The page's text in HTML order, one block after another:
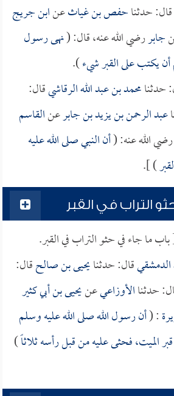
قال: حدثناحفص بن غياثعنابن جريج
جابررضي الله عنه، قال: (نهى رسول
أن يكتب على القبر شيء).
حدثنامحمد بن عبد الله الرقاشيقال:
عبد الرحمن بن يزيد بن جابرعنالقاسم
رضي الله عنه: (أن النبي صلى الله عليه
) ].
التراب في القبر
ما جاء في حثو التراب في القبر.
الدمشقيقال: حدثنايحيى بن صالحقال:
حدثناالأوزاعيعنيحيى بن أبي كثير
: (أن رسول الله صلى الله عليه وسلم
الميت، فحثى عليه من قبل رأسه ثلاثاً)